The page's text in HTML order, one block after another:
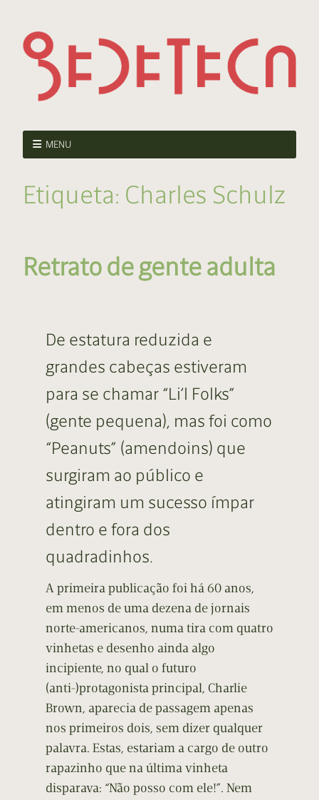
MENU
Etiqueta: Charles Schulz
Retrato de gente adulta
De estatura reduzida e
grandes cabeças estiveram
para se chamar “Li’l Folks”
(gente pequena), mas foi como
“Peanuts” (amendoins) que
surgiram ao público e
atingiram um sucesso ímpar
dentro e fora dos
quadradinhos.
A primeira publicação foi há 60 anos,
em menos de uma dezena de jornais
norte-americanos, numa tira com quatro
vinhetas e desenho ainda algo
incipiente, no qual o futuro
(anti-)protagonista principal, Charlie
Brown, aparecia de passagem apenas
nos primeiros dois, sem dizer qualquer
palavra. Estas, estariam a cargo de outro
rapazinho que na última vinheta
disparava: “Não posso com ele!”. Nem